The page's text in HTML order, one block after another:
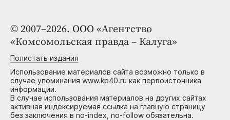
© 2007–2026. ООО «Агентство
«Комсомольская правда – Калуга»
Полистать издания
Использование материалов сайта возможно только в
случае упоминания www.kp40.ru как первоисточника
информации.
В случае использования материалов на других сайтах
активная индексируемая ссылка на главную страницу
без заключения в no-index, no-follow обязательна.